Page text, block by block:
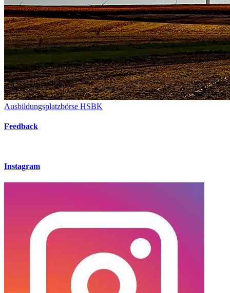
Ausbildungsplatzbörse HSBK
Feedback
Instagram